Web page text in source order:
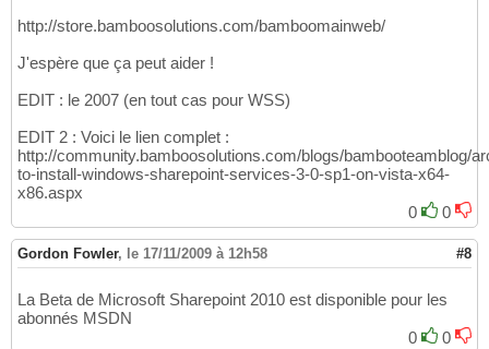
http://store.bamboosolutions.com/bamboomainweb/
J'espère que ça peut aider !
EDIT : le 2007 (en tout cas pour WSS)
EDIT 2 : Voici le lien complet :
http://community.bamboosolutions.com/blogs/bambooteamblog/
to-install-windows-sharepoint-services-3-0-sp1-on-vista-x64-
x86.aspx
0
0
Gordon Fowler, le 17/11/2009 à 12h58 #8
La Beta de Microsoft Sharepoint 2010 est disponible pour les
abonnés MSDN
0
0